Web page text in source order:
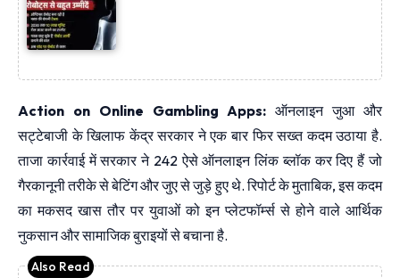
Action on Online Gambling Apps: ऑनलाइन जुआ और
सट्टेबाजी के खिलाफ केंद्र सरकार ने एक बार फिर सख्त कदम उठाया है.
ताजा कार्रवाई में सरकार ने 242 ऐसे ऑनलाइन लिंक ब्लॉक कर दिए हैं जो
गैरकानूनी तरीके से बेटिंग और जुए से जुड़े हुए थे. रिपोर्ट के मुताबिक, इस कदम
का मकसद खास तौर पर युवाओं को इन प्लेटफॉर्म्स से होने वाले आर्थिक
नुकसान और सामाजिक बुराइयों से बचाना है.